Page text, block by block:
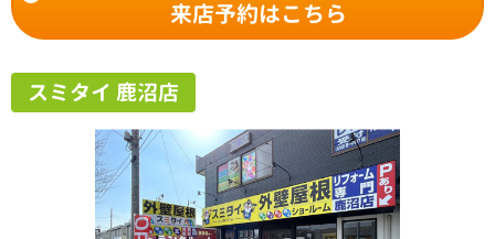
来店予約はこちら
スミタイ 鹿沼店